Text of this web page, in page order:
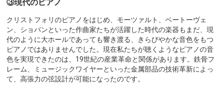
③現代のピアノ
クリストフォリのピアノをはじめ、モーツァルト、ベートーヴェ
ン、ショパンといった作曲家たちが活躍した時代の楽器もまだ、現
代のように大ホールであっても響き渡る、きらびやかな音色をもつ
ピアノではありませんでした。現在私たちが聴くようなピアノの音
色を実現できたのは、19世紀の産業革命と関係があります。鉄骨フ
レーム、ミュージックワイヤーといった金属部品の技術革新によっ
て、高張力の弦設計が可能になったのです。